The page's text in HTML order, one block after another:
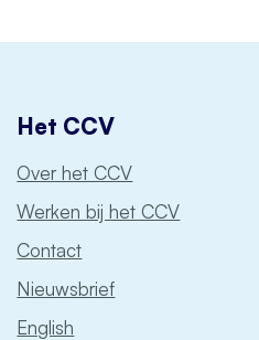
Het CCV
Over het CCV
Werken bij het CCV
Contact
Nieuwsbrief
English